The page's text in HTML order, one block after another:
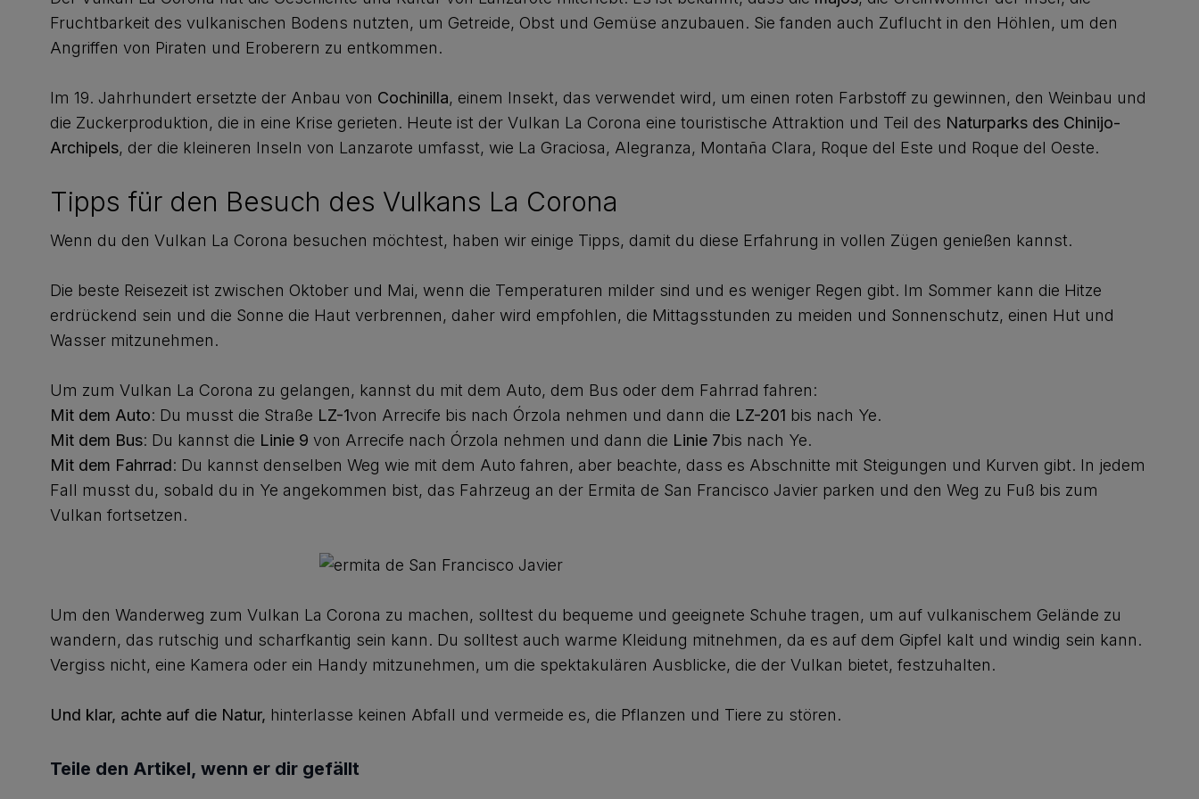
Fruchtbarkeit des vulkanischen Bodens nutzten, um Getreide, Obst und Gemüse anzubauen. Sie fanden auch Zuflucht in den Höhlen, um den
Angriffen von Piraten und Eroberern zu entkommen.
Im 19. Jahrhundert ersetzte der Anbau von Cochinilla, einem Insekt, das verwendet wird, um einen roten Farbstoff zu gewinnen, den Weinbau und
die Zuckerproduktion, die in eine Krise gerieten. Heute ist der Vulkan La Corona eine touristische Attraktion und Teil des Naturparks des Chinijo-
Archipels, der die kleineren Inseln von Lanzarote umfasst, wie La Graciosa, Alegranza, Montaña Clara, Roque del Este und Roque del Oeste.
Tipps für den Besuch des Vulkans La Corona
Wenn du den Vulkan La Corona besuchen möchtest, haben wir einige Tipps, damit du diese Erfahrung in vollen Zügen genießen kannst.
Die beste Reisezeit ist zwischen Oktober und Mai, wenn die Temperaturen milder sind und es weniger Regen gibt. Im Sommer kann die Hitze
erdrückend sein und die Sonne die Haut verbrennen, daher wird empfohlen, die Mittagsstunden zu meiden und Sonnenschutz, einen Hut und
Wasser mitzunehmen.
Um zum Vulkan La Corona zu gelangen, kannst du mit dem Auto, dem Bus oder dem Fahrrad fahren:
Mit dem Auto: Du musst die Straße LZ-1von Arrecife bis nach Órzola nehmen und dann die LZ-201 bis nach Ye.
Mit dem Bus: Du kannst die Linie 9 von Arrecife nach Órzola nehmen und dann die Linie 7bis nach Ye.
Mit dem Fahrrad: Du kannst denselben Weg wie mit dem Auto fahren, aber beachte, dass es Abschnitte mit Steigungen und Kurven gibt. In jedem
Fall musst du, sobald du in Ye angekommen bist, das Fahrzeug an der Ermita de San Francisco Javier parken und den Weg zu Fuß bis zum
Vulkan fortsetzen.
Um den Wanderweg zum Vulkan La Corona zu machen, solltest du bequeme und geeignete Schuhe tragen, um auf vulkanischem Gelände zu
wandern, das rutschig und scharfkantig sein kann. Du solltest auch warme Kleidung mitnehmen, da es auf dem Gipfel kalt und windig sein kann.
Vergiss nicht, eine Kamera oder ein Handy mitzunehmen, um die spektakulären Ausblicke, die der Vulkan bietet, festzuhalten.
Und klar, achte auf die Natur, hinterlasse keinen Abfall und vermeide es, die Pflanzen und Tiere zu stören.
Teile den Artikel, wenn er dir gefällt